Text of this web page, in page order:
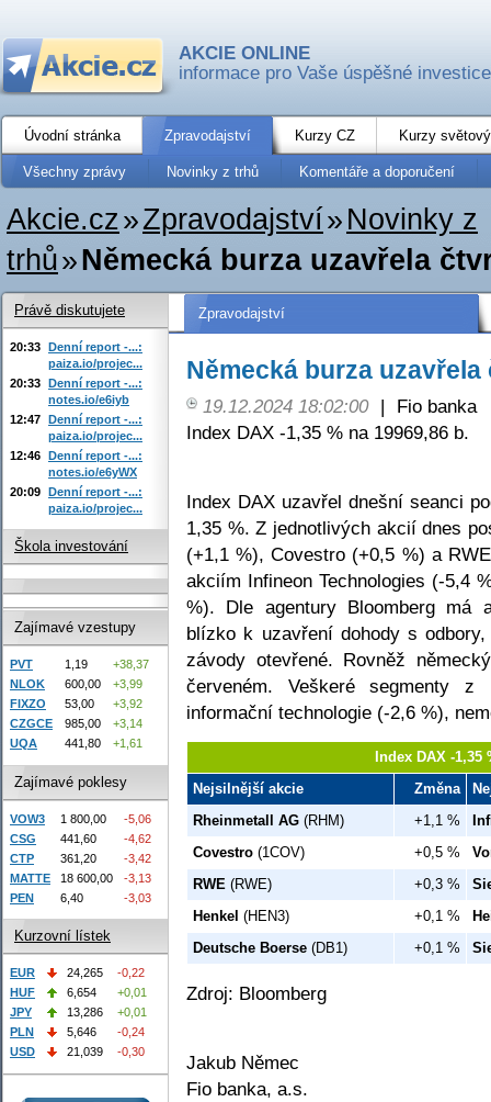
AKCIE ONLINE
informace pro Vaše úspěšné investice
Úvodní stránka Zpravodajství Kurzy CZ Kurzy
Všechny zprávy Novinky z trhů Komentáře a doporučení
Akcie.cz»Zpravodajství» Novinky z
trhů»Německá burza uzavřela
Zpravodajství
Německá burza
19.12.2024 18:02:00 |
Fio banka
Index DAX -1,35 % na 19969,86 b.
Index DAX uzavřel dnešní seanci
1,35 %. Z jednotlivých akcií dnes
(+1,1 %), Covestro (+0,5 %) a
akciím Infineon Technologies (-5,4
%). Dle agentury Bloomberg má
blízko k uzavření dohody s
závody otevřené. Rovněž
červeném. Veškeré segmenty z
informační technologie (-2,6 %),
Index DAX -1,35
Nejsilnější akcie
Změna
Rheinmetall AG (RHM) +1,1 %
Covestro (1COV) +0,5 %
RWE (RWE) +0,3 %
Henkel (HEN3) +0,1 %
Deutsche Boerse (DB1) +0,1 %
Zdroj: Bloomberg
Jakub Němec
Fio banka, a.s.
Právě diskutujete
20:33 Denní report -...:
paiza.io/projec...
20:33 Denní report -...:
notes.io/e6iyb
12:47 Denní report -...:
paiza.io/projec...
12:46 Denní report -...:
notes.io/e6yWX
20:09 Denní report -...:
paiza.io/projec...
Škola investování
Zajímavé vzestupy
PVT 1,19
+38,37
NLOK
600,00
+3,99
FIXZO
53,00
+3,92
CZGCE
985,00
+3,14
UQA
441,80 +1,61
Zajímavé poklesy
VOW3 1 800,00
-5,06
CSG
441,60
-4,62
CTP
361,20
-3,42
MATTE
18 600,00
-3,13
PEN
6,40 -3,03
Kurzovní lístek
EUR 24,265
-0,22
HUF
6,654
+0,01
JPY
13,286
+0,01
PLN
5,646
-0,24
USD
21,039 -0,30